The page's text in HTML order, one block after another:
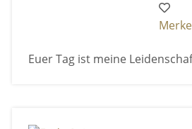
Euer Tag ist meine